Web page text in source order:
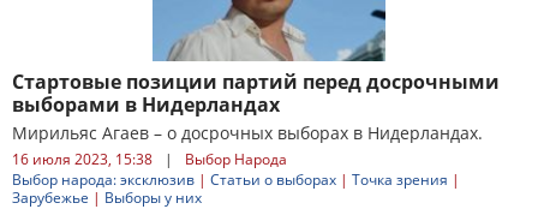
Стартовые позиции партий перед досрочными
выборами в Нидерландах
Мирильяс Агаев – о досрочных выборах в Нидерландах.
16 июля 2023, 15:38 |
Выбор Народа
Выбор народа: эксклюзив | Статьи о выборах | Точка зрения |
Зарубежье | Выборы у них